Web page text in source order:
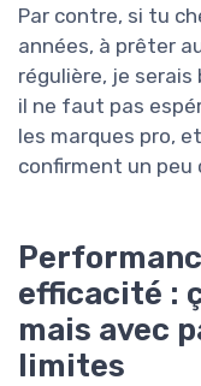
Par contre, si tu
années, à prêter
régulière, je serais
il ne faut pas
les marques pro,
confirment un
efficacité :
mais avec
limites